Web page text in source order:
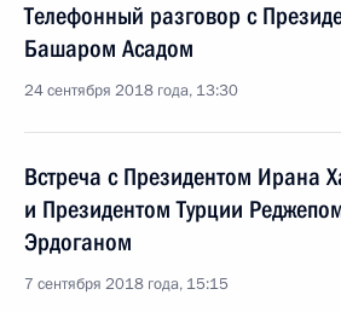
Телефонный разговор с
Башаром Асадом
24 сентября 2018 года, 13:30
Встреча с Президентом Ирана
и Президентом Турции
Эрдоганом
7 сентября 2018 года, 15:15